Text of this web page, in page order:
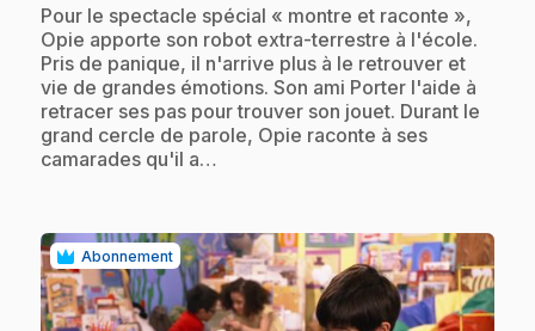
.Pour le spectacle spécial « montre et raconte »,
Opie apporte son robot extra-terrestre à l'école.
Pris de panique, il n'arrive plus à le retrouver et
vie de grandes émotions. Son ami Porter l'aide à
retracer ses pas pour trouver son jouet. Durant le
grand cercle de parole, Opie raconte à ses
camarades qu'il a…
Abonnement